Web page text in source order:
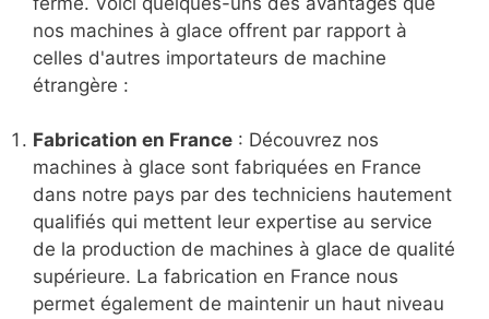
nos machines à glace offrent par rapport à
celles d'autres importateurs de machine
étrangère :
Fabrication en France : Découvrez nos
machines à glace sont fabriquées en France
dans notre pays par des techniciens hautement
qualifiés qui mettent leur expertise au service
de la production de machines à glace de qualité
supérieure. La fabrication en France nous
permet également de maintenir un haut niveau